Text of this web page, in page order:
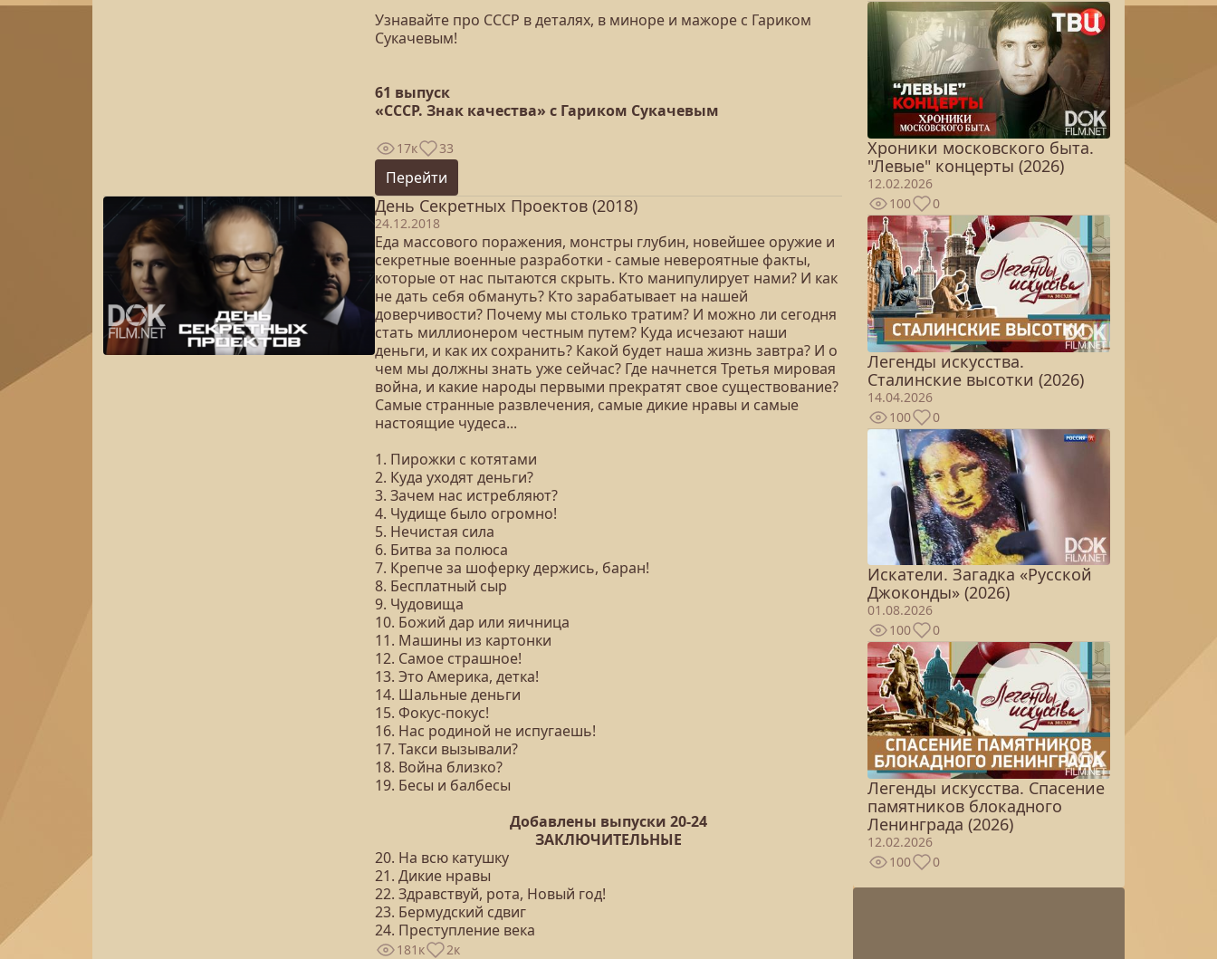
Узнавайте про СССР в деталях, в миноре и мажоре с Гариком
Сукачевым!
61 выпуск
«СССР. Знак качества» с Гариком Сукачевым
17к 33
Перейти
День Секретных Проектов (2018)
24.12.2018
Еда массового поражения, монстры глубин, новейшее оружие и
секретные военные разработки - самые невероятные факты,
которые от нас пытаются скрыть. Кто манипулирует нами? И как
не дать себя обмануть? Кто зарабатывает на нашей
доверчивости? Почему мы столько тратим? И можно ли сегодня
стать миллионером честным путем? Куда исчезают наши
деньги, и как их сохранить? Какой будет наша жизнь завтра? И о
чем мы должны знать уже сейчас? Где начнется Третья мировая
война, и какие народы первыми прекратят свое существование?
Самые странные развлечения, самые дикие нравы и самые
настоящие чудеса...
1. Пирожки с котятами
2. Куда уходят деньги?
3. Зачем нас истребляют?
4. Чудище было огромно!
5. Нечистая сила
6. Битва за полюса
7. Крепче за шоферку держись, баран!
8. Бесплатный сыр
9. Чудовища
10. Божий дар или яичница
11. Машины из картонки
12. Самое страшное!
13. Это Америка, детка!
14. Шальные деньги
15. Фокус-покус!
16. Нас родиной не испугаешь!
17. Такси вызывали?
18. Война близко?
19. Бесы и балбесы
Добавлены выпуски 20-24
ЗАКЛЮЧИТЕЛЬНЫЕ
20. На всю катушку
21. Дикие нравы
22. Здравствуй, рота, Новый год!
23. Бермудский сдвиг
24. Преступление века
181к 2к
Хроники московского быта.
"Левые" концерты (2026)
12.02.2026
100
0
Легенды искусства.
Сталинские высотки (2026)
14.04.2026
100
0
Искатели. Загадка «Русской
Джоконды» (2026)
01.08.2026
100
0
Легенды искусства. Спасение
памятников блокадного
Ленинграда (2026)
12.02.2026
100
0